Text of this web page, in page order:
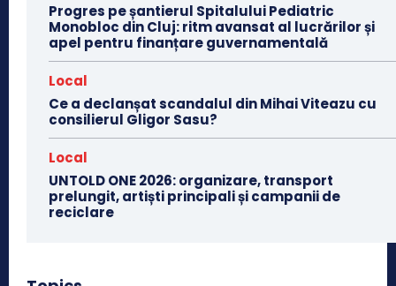
Progres pe șantierul Spitalului Pediatric
Monobloc din Cluj: ritm avansat al lucrărilor și
apel pentru finanțare guvernamentală
Local
Ce a declanșat scandalul din Mihai Viteazu cu
consilierul Gligor Sasu?
Local
UNTOLD ONE 2026: organizare, transport
prelungit, artiști principali și campanii de
reciclare